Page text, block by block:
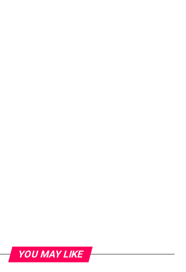
YOU MAY LIKE